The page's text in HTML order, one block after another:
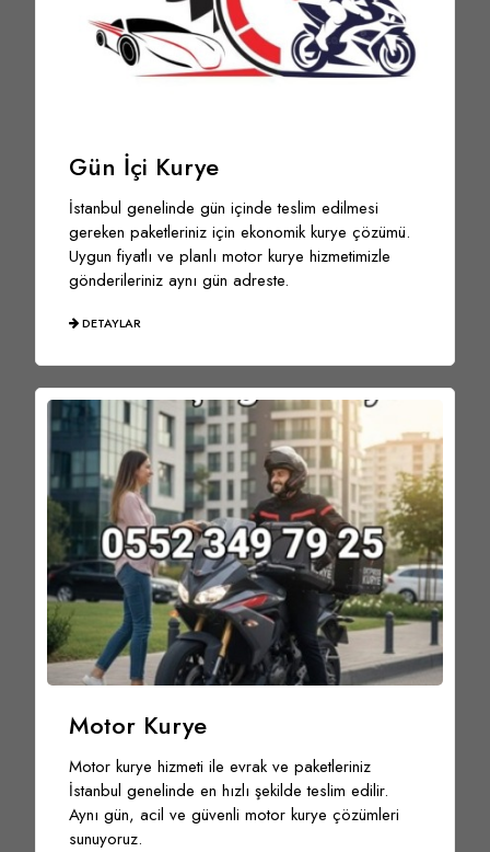
Gün İçi Kurye
İstanbul genelinde gün içinde teslim edilmesi
gereken paketleriniz için ekonomik kurye çözümü.
Uygun fiyatlı ve planlı motor kurye hizmetimizle
gönderileriniz aynı gün adreste.
DETAYLAR
Motor Kurye
Motor kurye hizmeti ile evrak ve paketleriniz
İstanbul genelinde en hızlı şekilde teslim edilir.
Aynı gün, acil ve güvenli motor kurye çözümleri
sunuyoruz.